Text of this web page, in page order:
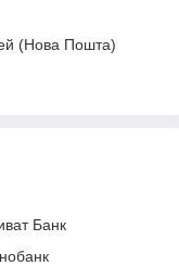
(Нова Пошта)
Банк